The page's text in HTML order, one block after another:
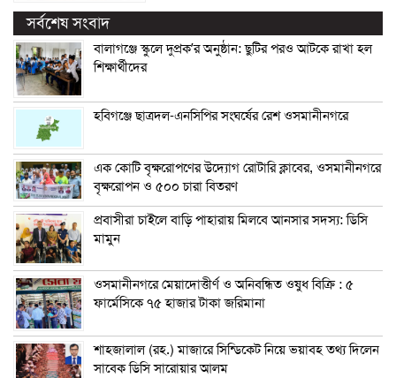
সর্বশেষ সংবাদ
বালাগঞ্জে স্কুলে দুপ্রক’র অনুষ্ঠান: ছুটির পরও আটকে রাখা হল
শিক্ষার্থীদের
হবিগঞ্জে ছাত্রদল-এনসিপির সংঘর্ষের রেশ ওসমানীনগরে
এক কোটি বৃক্ষরোপণের উদ্যোগ রোটারি ক্লাবের, ওসমানীনগরে
বৃক্ষরোপন ও ৫০০ চারা বিতরণ
প্রবাসীরা চাইলে বাড়ি পাহারায় মিলবে আনসার সদস্য: ডিসি
মামুন
ওসমানীনগরে মেয়াদোত্তীর্ণ ও অনিবন্ধিত ওষুধ বিক্রি : ৫
ফার্মেসিকে ৭৫ হাজার টাকা জরিমানা
শাহজালাল (রহ.) মাজারে সিন্ডিকেট নিয়ে ভয়াবহ তথ্য দিলেন
সাবেক ডিসি সারোয়ার আলম